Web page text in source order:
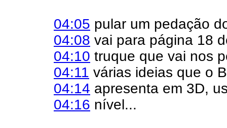
04:05 pular um pedação
04:08 vai para página 18
04:10 truque que vai nos
04:11 várias ideias que o
04:14 apresenta em 3D,
04:16 nível...